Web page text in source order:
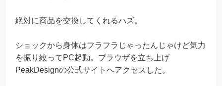
絶対に商品を交換してくれるハズ。
ショックから身体はフラフラじゃったんじゃけど気力
を振り絞ってPC起動。ブラウザを立ち上げ
PeakDesignの公式サイトへアクセスした。